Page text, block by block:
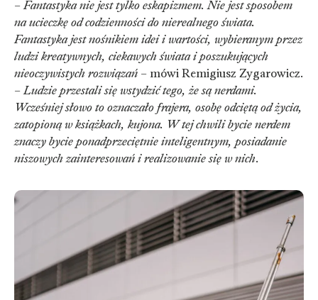
– Fantastyka nie jest tylko eskapizmem. Nie jest sposobem
na ucieczkę od codzienności do nierealnego świata.
Fantastyka jest nośnikiem idei i wartości, wybieranym przez
ludzi kreatywnych, ciekawych świata i poszukujących
nieoczywistych rozwiązań – mówi Remigiusz Zygarowicz.
– Ludzie przestali się wstydzić tego, że są nerdami.
Wcześniej słowo to oznaczało frajera, osobę odciętą od życia,
zatopioną w książkach, kujona. W tej chwili bycie nerdem
znaczy bycie ponadprzeciętnie inteligentnym, posiadanie
niszowych zainteresowań i realizowanie się w nich.